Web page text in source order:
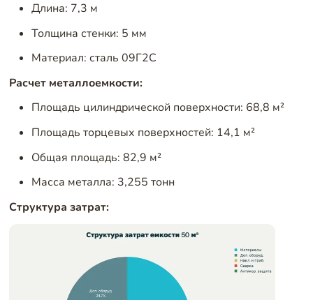
Длина: 7,3 м
Толщина стенки: 5 мм
Материал: сталь 09Г2С
Расчет металлоемкости:
Площадь цилиндрической поверхности: 68,8 м²
Площадь торцевых поверхностей: 14,1 м²
Общая площадь: 82,9 м²
Масса металла: 3,255 тонн
Структура затрат: